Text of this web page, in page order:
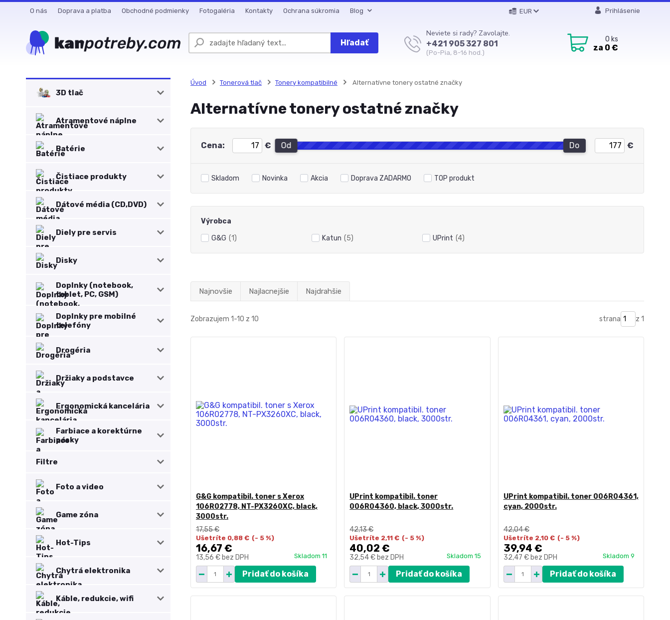
O nás Doprava a platba Obchodné podmienky Fotogaléria Kontakty Ochrana súkromia Blog EUR Prihlásenie
Hľadať
Neviete si rady? Zavolajte.
+421 905 327 801
(Po-Pia, 8-16 hod.)
0 ks
za 0 €
3D tlač
Atramentové náplne
Batérie
Čistiace produkty
Dátové média (CD,DVD)
Diely pre servis
Disky
Doplnky (notebook,
tablet, PC, GSM)
Doplnky pre mobilné
telefóny
Drogéria
Držiaky a podstavce
Ergonomická kancelária
Farbiace a korektúrne
pásky
Filtre
Foto a video
Game zóna
Hot-Tips
Chytrá elektronika
Káble, redukcie, wifi
Úvod Tonerová tlač Tonery kompatibilné Alternatívne tonery ostatné značky
Alternatívne tonery ostatné značky
Cena: € Od Do €
Skladom Novinka Akcia Doprava ZADARMO TOP produkt
Výrobca
G&G (1) Katun (5) UPrint (4)
Najnovšie Najlacnejšie Najdrahšie
Zobrazujem 1-10 z 10 strana z 1
G&G kompatibil. toner s Xerox
106R02778, NT-PX3260XC, black,
3000str.
17,55 €
Ušetríte 0,88 € (- 5 %)
16,67 €
13,56 € bez DPH Skladom 11
Pridať do košíka
UPrint kompatibil. toner
006R04360, black, 3000str.
42,13 €
Ušetríte 2,11 € (- 5 %)
40,02 €
32,54 € bez DPH Skladom 15
Pridať do košíka
UPrint kompatibil. toner 006R04361,
cyan, 2000str.
42,04 €
Ušetríte 2,10 € (- 5 %)
39,94 €
32,47 € bez DPH Skladom 9
Pridať do košíka